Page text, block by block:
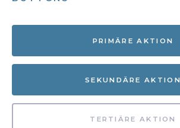
PRIMÄRE AKTION
SEKUNDÄRE AKTION
TERTIÄRE AKTION